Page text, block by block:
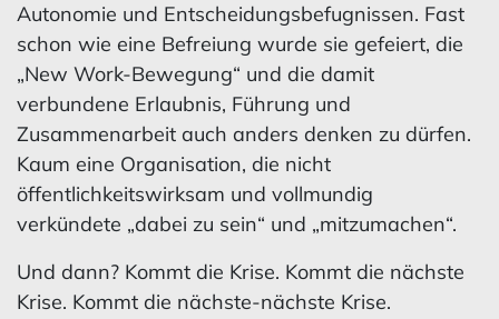
Autonomie und Entscheidungsbefugnissen. Fast
schon wie eine Befreiung wurde sie gefeiert, die
„New Work-Bewegung“ und die damit
verbundene Erlaubnis, Führung und
Zusammenarbeit auch anders denken zu dürfen.
Kaum eine Organisation, die nicht
öffentlichkeitswirksam und vollmundig
verkündete „dabei zu sein“ und „mitzumachen“.
Und dann? Kommt die Krise. Kommt die nächste
Krise. Kommt die nächste-nächste Krise.